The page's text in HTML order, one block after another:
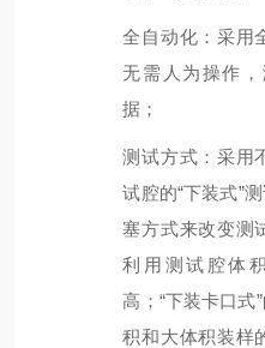
全自动化：采用
无需人为操作
据；
测试方式：采用
试腔的“下装式”
塞方式来改变测
利用测试腔体
高；“下装卡口式
积和大体积装样